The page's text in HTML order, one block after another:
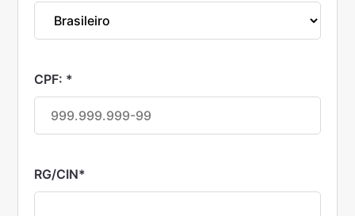
CPF: *
RG/CIN*